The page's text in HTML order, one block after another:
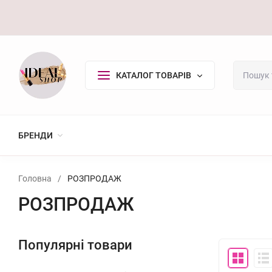
КАТАЛОГ ТОВАРІВ
БРЕНДИ
Головна / РОЗПРОДАЖ
РОЗПРОДАЖ
Популярні товари